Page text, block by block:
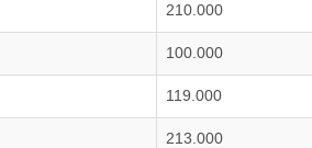
210.000
100.000
119.000
213.000